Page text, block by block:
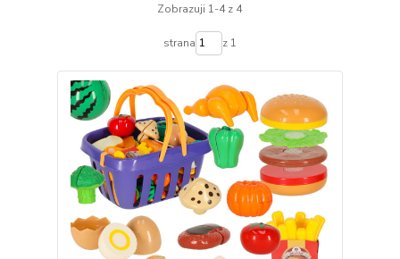
Zobrazuji 1-4 z 4
strana z 1